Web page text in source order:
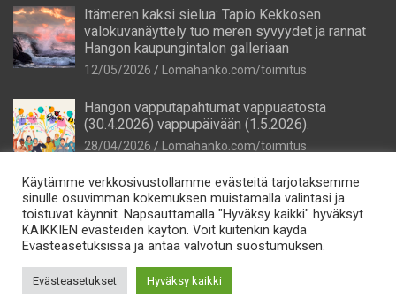
Itämeren kaksi sielua: Tapio Kekkosen
valokuvanäyttely tuo meren syvyydet ja rannat
Hangon kaupungintalon galleriaan
12/05/2026 Lomahanko.com/toimitus
Hangon vapputapahtumat vappuaatosta
(30.4.2026) vappupäivään (1.5.2026).
28/04/2026 Lomahanko.com/toimitus
Tietosuoja
Lomahanko Oy e-mail: info@lomahanko.fi p. 044 544 64 25
Käytämme verkkosivustollamme evästeitä tarjotaksemme
sinulle osuvimman kokemuksen muistamalla valintasi ja
toistuvat käynnit. Napsauttamalla "Hyväksy kaikki" hyväksyt
KAIKKIEN evästeiden käytön. Voit kuitenkin käydä
Evästeasetuksissa ja antaa valvotun suostumuksen.
Evästeasetukset Hyväksy kaikki